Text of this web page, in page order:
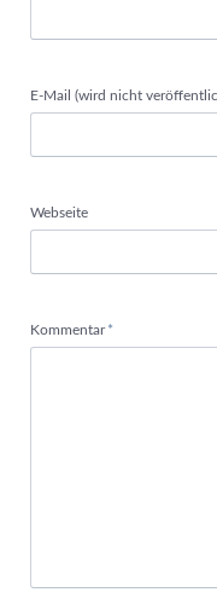
Pflichtfeld
E-Mail (wird nicht
Webseite
Pflichtfeld
Kommentar *